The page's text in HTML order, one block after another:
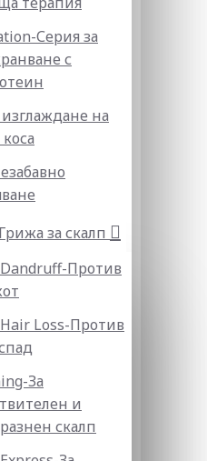
Серия за
с
на
за скалп
Против
Loss-Против
За
и
скалп